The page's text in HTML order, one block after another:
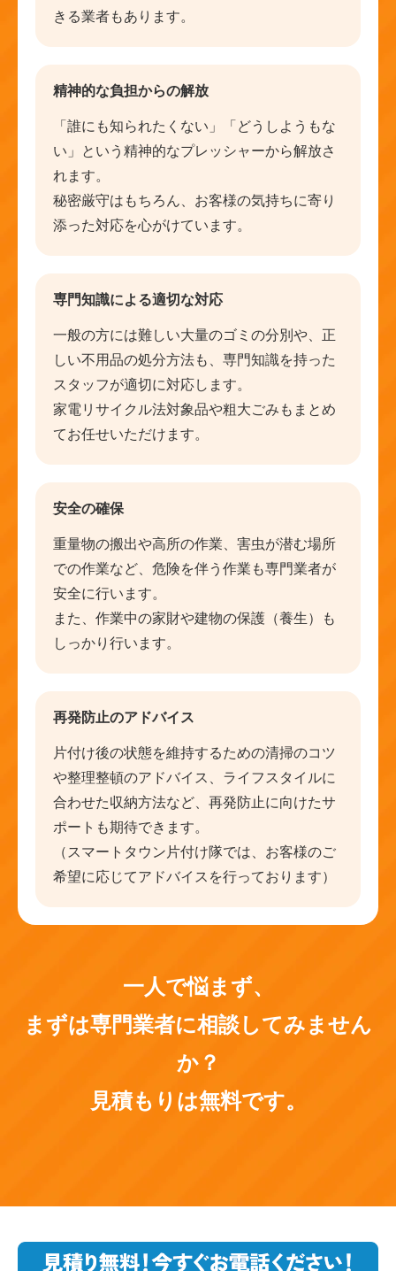
きる業者もあります。
精神的な負担からの解放
「誰にも知られたくない」「どうしようもな
い」という精神的なプレッシャーから解放さ
れます。
秘密厳守はもちろん、お客様の気持ちに寄り
添った対応を心がけています。
専門知識による適切な対応
一般の方には難しい大量のゴミの分別や、正
しい不用品の処分方法も、専門知識を持った
スタッフが適切に対応します。
家電リサイクル法対象品や粗大ごみもまとめ
てお任せいただけます。
安全の確保
重量物の搬出や高所の作業、害虫が潜む場所
での作業など、危険を伴う作業も専門業者が
安全に行います。
また、作業中の家財や建物の保護（養生）も
しっかり行います。
再発防止のアドバイス
片付け後の状態を維持するための清掃のコツ
や整理整頓のアドバイス、ライフスタイルに
合わせた収納方法など、再発防止に向けたサ
ポートも期待できます。
（スマートタウン片付け隊では、お客様のご
希望に応じてアドバイスを行っております）
一人で悩まず、
まずは専門業者に相談してみません
か？
見積もりは無料です。